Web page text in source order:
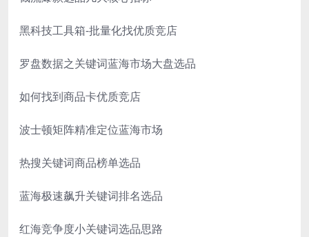
黑科技工具箱-批量化找优质竞店
罗盘数据之关键词蓝海市场大盘选品
如何找到商品卡优质竞店
波士顿矩阵精准定位蓝海市场
热搜关键词商品榜单选品
蓝海极速飙升关键词排名选品
红海竞争度小关键词选品思路